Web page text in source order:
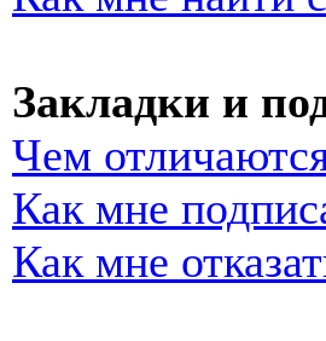
Закладки и
Чем
Как мне
Как мне